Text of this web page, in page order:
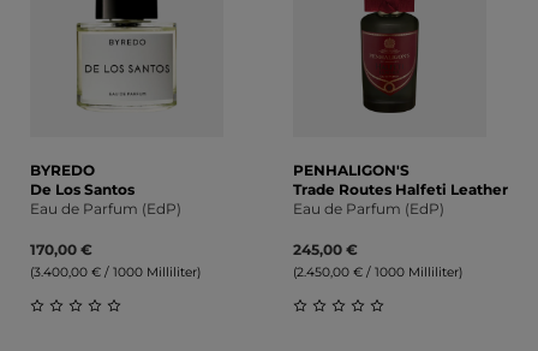
BYREDO
De Los Santos
Eau de Parfum (EdP)
170,00 €
(3.400,00 € / 1000 Milliliter)
PENHALIGON'S
Trade Routes Halfeti Leather
Eau de Parfum (EdP)
245,00 €
(2.450,00 € / 1000 Milliliter)